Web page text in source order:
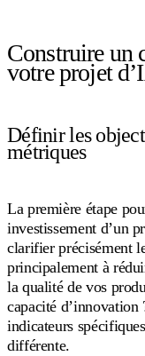
Construire un
votre projet
Définir les
métriques
La première étape
investissement d’un
clarifier précisément
principalement à
la qualité de vos
capacité d’innovation
indicateurs
différente.